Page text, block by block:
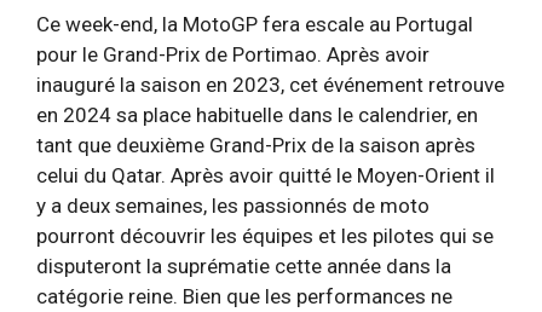
Ce week-end, la MotoGP fera escale au Portugal
pour le Grand-Prix de Portimao. Après avoir
inauguré la saison en 2023, cet événement retrouve
en 2024 sa place habituelle dans le calendrier, en
tant que deuxième Grand-Prix de la saison après
celui du Qatar. Après avoir quitté le Moyen-Orient il
y a deux semaines, les passionnés de moto
pourront découvrir les équipes et les pilotes qui se
disputeront la suprématie cette année dans la
catégorie reine. Bien que les performances ne